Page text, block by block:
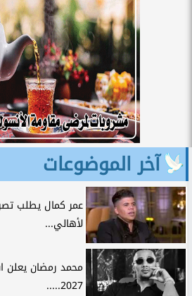
آخر الموضوعات
عمر كمال يطلب
لأهالي...
محمد رمضان
2027.....